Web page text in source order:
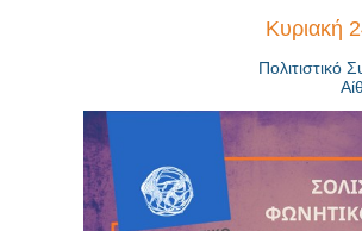
Κυριακή
Πολιτιστικό